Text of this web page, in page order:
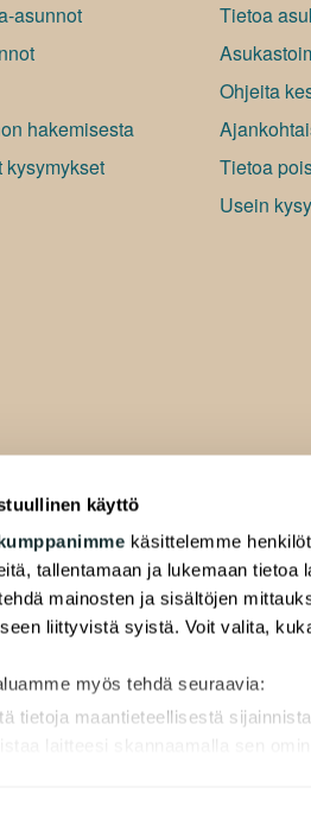
käyttö
käsittelemme
tallentamaan ja lukemaan
mainosten ja sisältöjen
liittyvistä syistä. Voit valita,
myös tehdä seuraavia:
tietoja maantieteellisestä
laitteesi skannaamalla sen
asunnot
hakemisesta
kysymykset
Tietoa
Ohjeita
Tietoa
Usein